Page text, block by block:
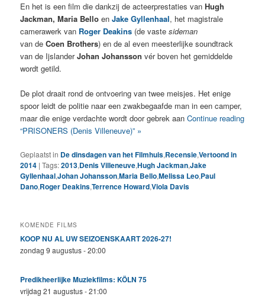
En het is een film die dankzij de acteerprestaties vanHugh
Jackman, Maria Bello enJake Gyllenhaal, het magistrale
camerawerk van Roger Deakins (de vaste sideman
van deCoen Brothers) en de al even meesterlijke soundtrack
van de IjslanderJohan Johanssonvér boven het gemiddelde
wordt getild.
De plot draait rond de ontvoering van twee meisjes. Het enige
spoor leidt de politie naar een zwakbegaafde man in een camper,
maar die enige verdachte wordt door gebrek aanContinue reading
“PRISONERS (Denis Villeneuve)” »
Geplaatst in De dinsdagen van het Filmhuis,Recensie,Vertoond in
2014 |Tags:2013,Denis Villeneuve,Hugh Jackman,Jake
Gyllenhaal,Johan Johansson,Maria Bello,Melissa Leo,Paul
Dano,Roger Deakins,Terrence Howard,Viola Davis
KOMENDE FILMS
KOOP NU AL UW SEIZOENSKAART 2026-27!
zondag 9 augustus - 20:00
Predikheerlijke Muziekfilms: KÖLN 75
vrijdag 21 augustus - 21:00